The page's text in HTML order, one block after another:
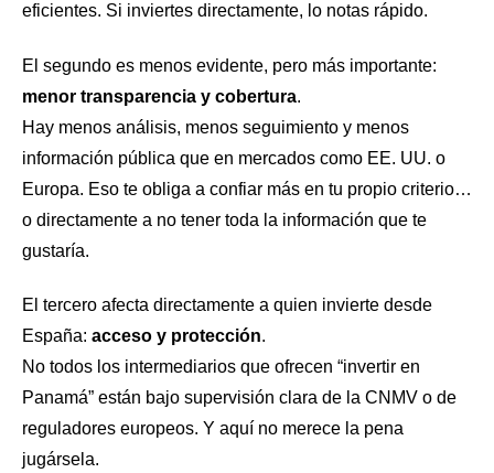
eficientes. Si inviertes directamente, lo notas rápido.
El segundo es menos evidente, pero más importante:
menor transparencia y cobertura.
Hay menos análisis, menos seguimiento y menos
información pública que en mercados como EE. UU. o
Europa. Eso te obliga a confiar más en tu propio criterio…
o directamente a no tener toda la información que te
gustaría.
El tercero afecta directamente a quien invierte desde
España: acceso y protección.
No todos los intermediarios que ofrecen “invertir en
Panamá” están bajo supervisión clara de la CNMV o de
reguladores europeos. Y aquí no merece la pena
jugársela.